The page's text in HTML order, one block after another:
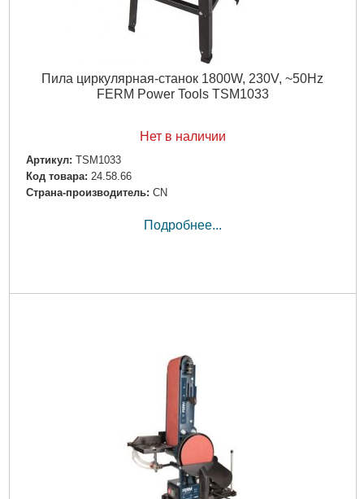
Пила циркулярная-станок 1800W, 230V, ~50Hz
FERM Power Tools TSM1033
Нет в наличии
Артикул: TSM1033
Код товара: 24.58.66
Страна-производитель: CN
Подробнее...